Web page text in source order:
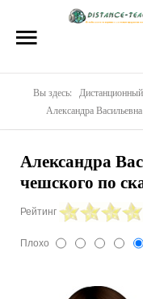
Репетиторы
Стоимость
Акции
Материалы
Вы здесь:
Александра
Александра
чешского по
Рейтинг
Плохо